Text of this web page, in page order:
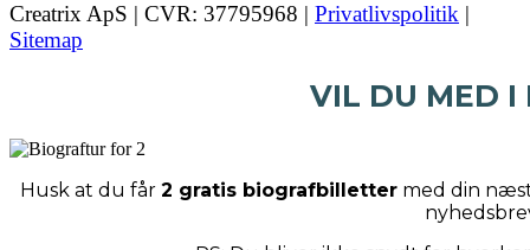
Creatrix ApS | CVR: 37795968 | Privatlivspolitik |
Sitemap
VIL DU MED I
Husk at du får 2 gratis biografbillettermed din